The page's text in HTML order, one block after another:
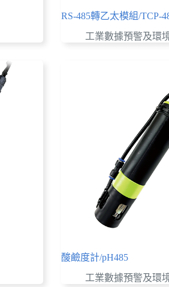
RS-485轉乙太模組/TCP-
工業數據預警及環
酸鹼度計/pH485
工業數據預警及環